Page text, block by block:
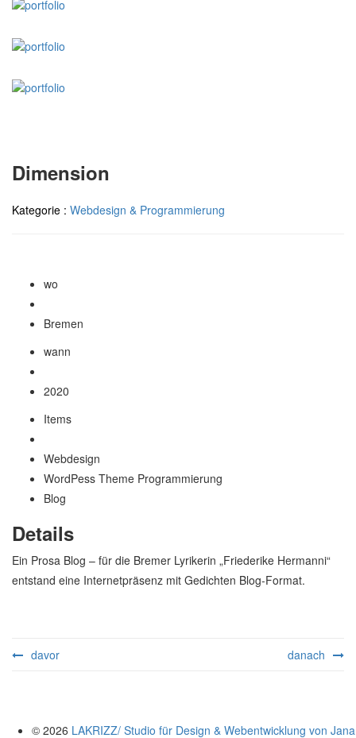
Dimension
Kategorie : Webdesign & Programmierung
wo
Bremen
wann
2020
Items
Webdesign
WordPess Theme Programmierung
Blog
Details
Ein Prosa Blog – für die Bremer Lyrikerin „Friederike Hermanni“
entstand eine Internetpräsenz mit Gedichten Blog-Format.
davor danach
© 2026 LAKRIZZ/ Studio für Design & Webentwicklung von Jana